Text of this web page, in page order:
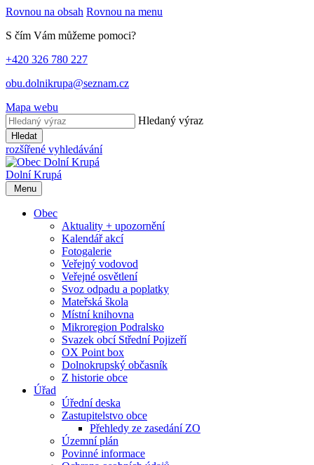
Rovnou na obsah Rovnou na menu
S čím Vám můžeme pomoci?
+420 326 780 227
obu.dolnikrupa@seznam.cz
Mapa webu
Hledaný výraz
Hledat
rozšířené vyhledávání
Dolní Krupá
Menu
Obec
Aktuality + upozornění
Kalendář akcí
Fotogalerie
Veřejný vodovod
Veřejné osvětlení
Svoz odpadu a poplatky
Mateřská škola
Místní knihovna
Mikroregion Podralsko
Svazek obcí Střední Pojizeří
OX Point box
Dolnokrupský občasník
Z historie obce
Úřad
Úřední deska
Zastupitelstvo obce
Přehledy ze zasedání ZO
Územní plán
Povinné informace